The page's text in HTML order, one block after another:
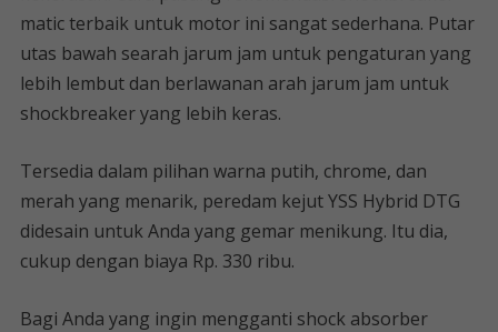
matic terbaik untuk motor ini sangat sederhana. Putar
utas bawah searah jarum jam untuk pengaturan yang
lebih lembut dan berlawanan arah jarum jam untuk
shockbreaker yang lebih keras.
Tersedia dalam pilihan warna putih, chrome, dan
merah yang menarik, peredam kejut YSS Hybrid DTG
didesain untuk Anda yang gemar menikung. Itu dia,
cukup dengan biaya Rp. 330 ribu.
Bagi Anda yang ingin mengganti shock absorber